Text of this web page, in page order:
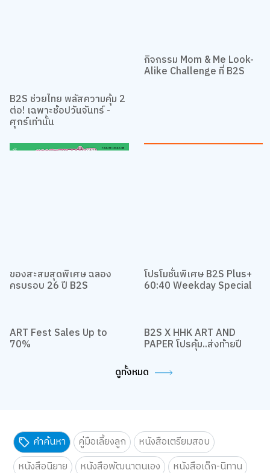
B2S ช่วยไทย พลัสความคุ้ม 2
ต่อ! เฉพาะช้อปวันจันทร์ -
ศุกร์เท่านั้น
กิจกรรม Mom & Me Look-
Alike Challenge ที่ B2S
ของสะสมสุดพิเศษ ฉลอง
ครบรอบ 26 ปี B2S
โปรโมชั่นพิเศษ B2S Plus+
60:40 Weekday Special
ดูทั้งหมด